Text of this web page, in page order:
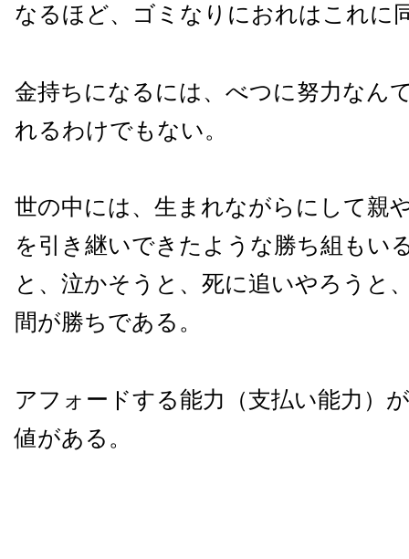
なるほど、ゴミなりにおれはこれに
金持ちになるには、べつに努力なん
れるわけでもない。
世の中には、生まれながらにして親
を引き継いできたような勝ち組もい
と、泣かそうと、死に追いやろうと
間が勝ちである。
アフォードする能力（支払い能力）
値がある。